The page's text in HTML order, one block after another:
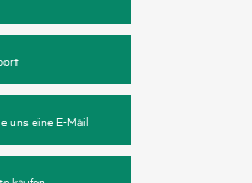
uns eine E-Mail